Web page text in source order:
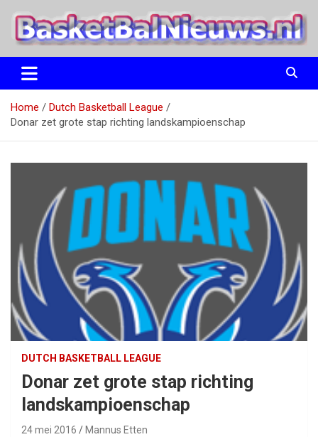
naar
BasketBalNieuws.nl
Etten
Home
Dutch Basketball League
Donar zet grote stap richting landskampioenschap
DUTCH BASKETBALL LEAGUE
Donar zet grote stap richting
landskampioenschap
24 mei 2016 Mannus Etten